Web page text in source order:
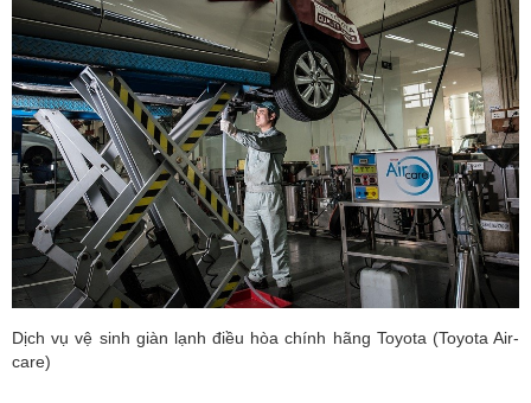
Dịch vụ vệ sinh giàn lạnh điều hòa chính hãng Toyota (Toyota Air-
care)